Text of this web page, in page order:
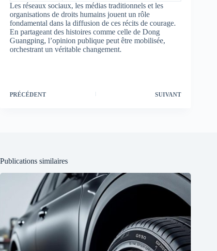
Les réseaux sociaux, les médias traditionnels et les
organisations de droits humains jouent un rôle
fondamental dans la diffusion de ces récits de courage.
En partageant des histoires comme celle de Dong
Guangping, l’opinion publique peut être mobilisée,
orchestrant un véritable changement.
PRÉCÉDENT SUIVANT
Publications similaires